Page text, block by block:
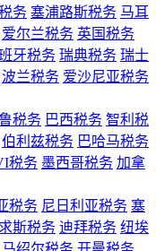
务 塞浦路斯税务 马耳
爱尔兰税务 英国税务
牙税务 瑞典税务 瑞士
波兰税务 爱沙尼亚税务
税务 巴西税务 智利税
伯利兹税务 巴哈马税务
税务 墨西哥税务 加拿
税务 尼日利亚税务 塞
斯税务 迪拜税务 纽埃